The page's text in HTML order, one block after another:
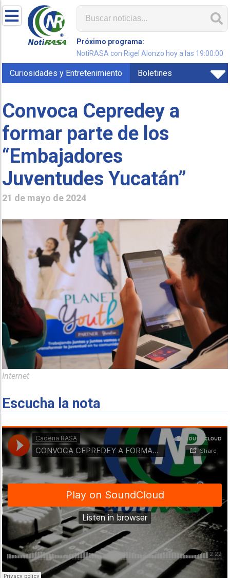
Próximo programa:
NotiRASA con Rigel Alonzo hoy a las 19:00:00
Curiosidades y Entretenimiento Boletines
Convoca Cepredey a
formar parte de los
“Embajadores
Juventudes Yucatán”
21 de mayo de 2024
Internet
Escucha la nota